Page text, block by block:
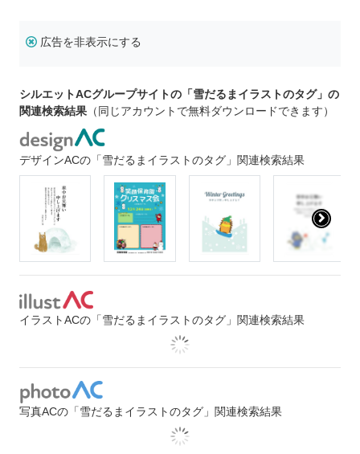
広告を非表示にする
シルエットACグループサイトの「雪だるまイラストのタグ」の
関連検索結果 （同じアカウントで無料ダウンロードできます）
デザインACの「雪だるまイラストのタグ」関連検索結果
イラストACの「雪だるまイラストのタグ」関連検索結果
写真ACの「雪だるまイラストのタグ」関連検索結果